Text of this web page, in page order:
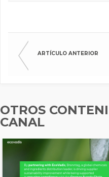
ARTÍCULO ANTERIOR
OTROS
CANAL